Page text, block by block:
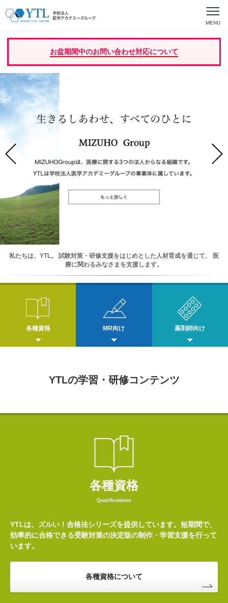
MENU
お盆期間中のお問い合わせ対応について
私たちは、YTL。 試験対策・研修支援をはじめとした人材育成を通じて、
医
療に関わるみなさまを支援します。
各種資格 MR向け 薬剤師向け
YTLの学習・研修コンテンツ
各種資格
Qualifications
YTLは、ズルい！合格法シリーズを提供しています。短期間で、
効率的に合格できる受験対策の決定版の制作・学習支援を行って
います。
各種資格について